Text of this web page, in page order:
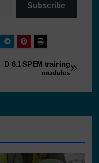
Subscribe
D 6.1 SPEM training
modules